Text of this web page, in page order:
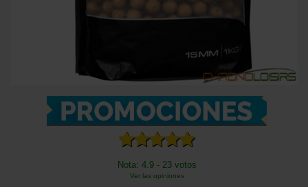
Nota: 4.9 - 23 votos
Ver las opiniones